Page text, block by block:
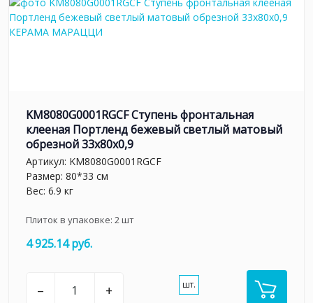
KM8080G0001RGCF Ступень фронтальная
клееная Портленд бежевый светлый матовый
обрезной 33x80x0,9
Артикул: KM8080G0001RGCF
Размер: 80*33 см
Вес: 6.9 кг
Плиток в упаковке: 2шт
4 925.14 руб.
– + шт.